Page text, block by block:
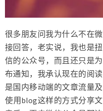
很多朋友问我为什么不在
接回答，老实说，我也是
信的公众号，而且还只是
布通知，我承认现在的阅
是国内移动端的文章流量
使用blog这样的方式分享